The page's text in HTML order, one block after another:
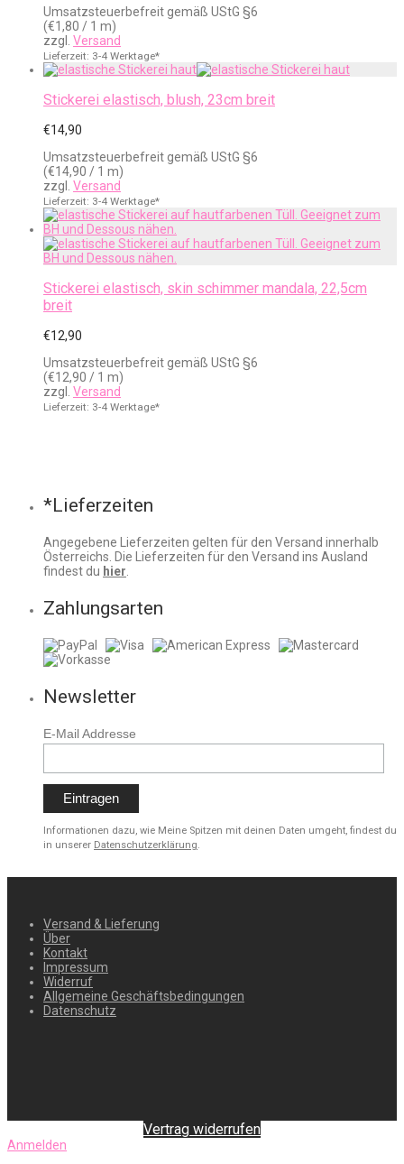
Umsatzsteuerbefreit gemäß UStG §6
(€1,80 / 1 m)
zzgl. Versand
Lieferzeit: 3-4 Werktage*
Stickerei elastisch, blush, 23cm breit
€14,90
Umsatzsteuerbefreit gemäß UStG §6
(€14,90 / 1 m)
zzgl. Versand
Lieferzeit: 3-4 Werktage*
Stickerei elastisch, skin schimmer mandala, 22,5cm
breit
€12,90
Umsatzsteuerbefreit gemäß UStG §6
(€12,90 / 1 m)
zzgl. Versand
Lieferzeit: 3-4 Werktage*
*Lieferzeiten
Angegebene Lieferzeiten gelten für den Versand innerhalb
Österreichs. Die Lieferzeiten für den Versand ins Ausland
findest du hier.
Zahlungsarten
Newsletter
E-Mail Addresse
Informationen dazu, wie Meine Spitzen mit deinen Daten umgeht, findest du
in unserer Datenschutzerklärung.
Versand & Lieferung
Über
Kontakt
Impressum
Widerruf
Allgemeine Geschäftsbedingungen
Datenschutz
Vertrag widerrufen
Anmelden